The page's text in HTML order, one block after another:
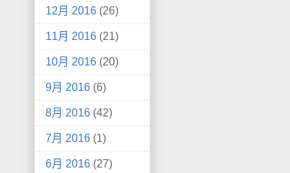
12月 2016 (26)
11月 2016 (21)
10月 2016 (20)
9月 2016 (6)
8月 2016 (42)
7月 2016 (1)
6月 2016 (27)